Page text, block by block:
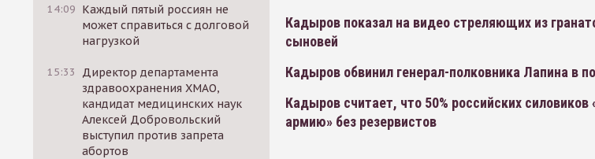
14:09 Каждый пятый россиян не
может справиться с долговой
нагрузкой
15:33
Директор департамента
здравоохранения ХМАО,
кандидат медицинских наук
Алексей Добровольский
выступил против запрета
абортов
Кадыров показал на видео стреляющих из
сыновей
Кадыров обвинил генерал-полковника Лапина в
Кадыров считает, что 50% российских
армию» без резервистов